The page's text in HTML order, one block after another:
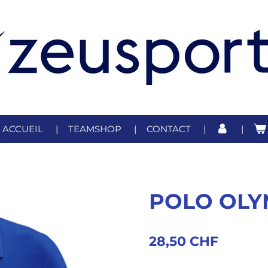
ACCUEIL TEAMSHOP CONTACT
POLO
28,50 CHF